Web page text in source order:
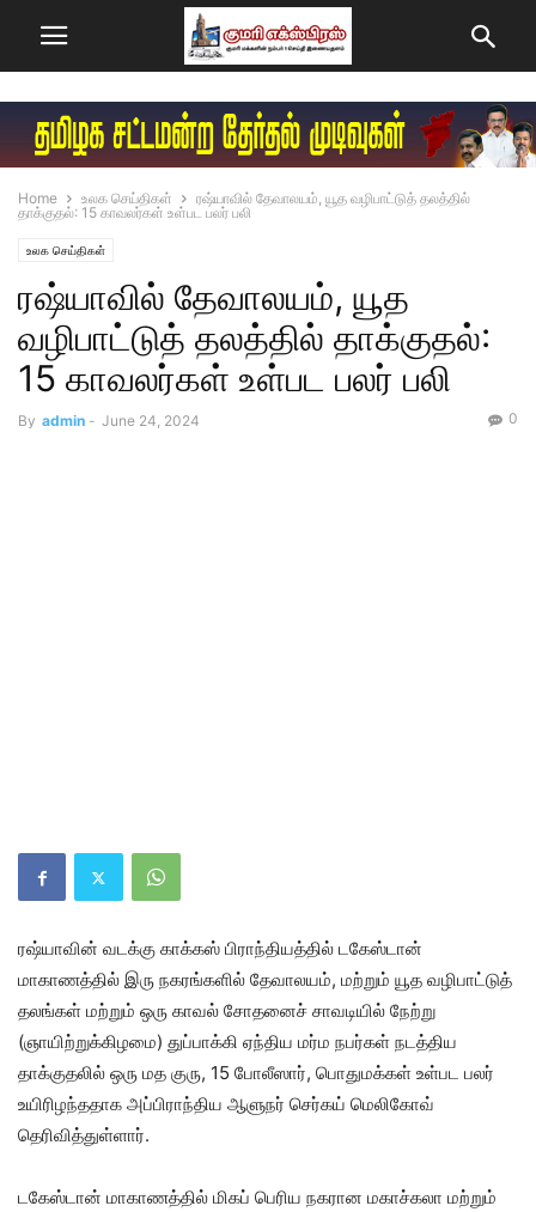
Home உலக செய்திகள்
ரஷ்யாவில் தேவாலயம், யூத வழிபாட்டுத் தலத்தில்
தாக்குதல்: 15 காவலர்கள் உள்பட பலர் பலி
உலக செய்திகள்
ரஷ்யாவில் தேவாலயம், யூத
வழிபாட்டுத் தலத்தில் தாக்குதல்:
15 காவலர்கள் உள்பட பலர் பலி
By admin - June 24, 2024 0
ரஷ்யாவின் வடக்கு காக்கஸ் பிராந்தியத்தில் டகேஸ்டான்
மாகாணத்தில் இரு நகரங்களில் தேவாலயம், மற்றும் யூத வழிபாட்டுத்
தலங்கள் மற்றும் ஒரு காவல் சோதனைச் சாவடியில் நேற்று
(ஞாயிற்றுக்கிழமை) துப்பாக்கி ஏந்திய மர்ம நபர்கள் நடத்திய
தாக்குதலில் ஒரு மத குரு, 15 போலீஸார், பொதுமக்கள் உள்பட பலர்
உயிரிழந்ததாக அப்பிராந்திய ஆளுநர் செர்கய் மெலிகோவ்
தெரிவித்துள்ளார்.
டகேஸ்டான் மாகாணத்தில் மிகப் பெரிய நகரான மகாச்கலா மற்றும்